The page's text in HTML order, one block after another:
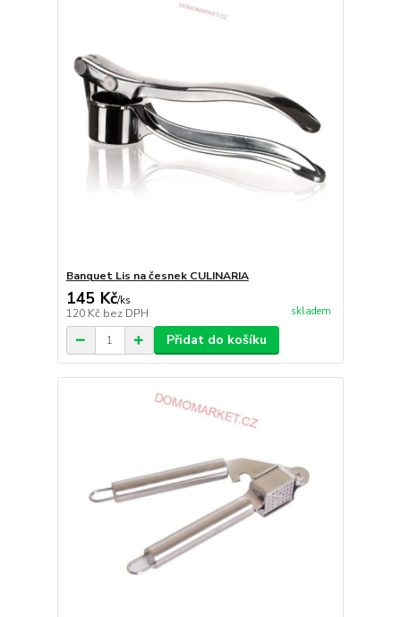
Banquet Lis na česnek CULINARIA
145 Kč/ks
120 Kč bez DPH skladem
Přidat do košíku